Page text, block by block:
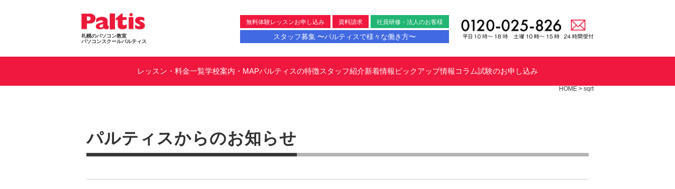
札幌のパソコン教室
パソコンスクールパルティス
無料体験レッスンお申し込み 資料請求 社員研修・法人のお客様
スタッフ募集 〜パルティスで様々な働き方〜
レッスン・料金一覧学校案内・MAPパルティスの特徴スタッフ紹介新着情報ピックアップ情報コラム試験のお申し込み
HOME > sqrt
パルティスからのお知らせ